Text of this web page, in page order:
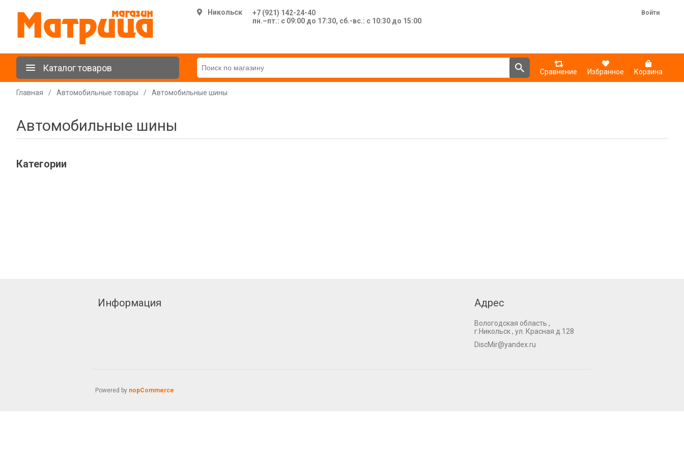
Никольск
+7 (921) 142-24-40
пн.–пт.: с 09:00 до 17:30, сб.-вс.: с 10:30 до 15:00
Войти
Каталог товаров Сравнение Избранное Корзина
Главная / Автомобильные товары / Автомобильные шины
Автомобильные шины
Категории
Информация Адрес
Вологодская область ,
г.Никольск , ул. Красная д.128
DiscMir@yandex.ru
Powered by nopCommerce